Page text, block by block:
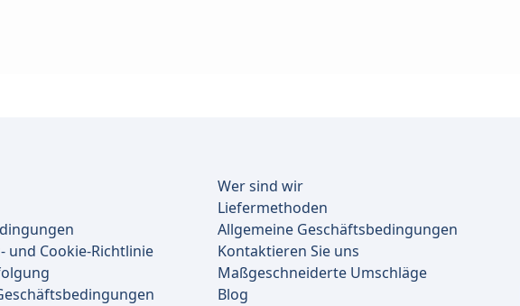
und Cookie-Richtlinie
Wer sind wir
Liefermethoden
Allgemeine Geschäftsbedingungen
Kontaktieren Sie uns
Maßgeschneiderte Umschläge
Blog